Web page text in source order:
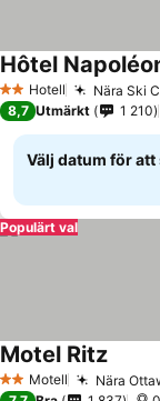
2 Stjärnor
Hotell Nära Ski
Hôtel
8,7 Utmärkt 1 210
Välj datum för
Populärt val
2 Stjärnor
Motell Nära
Motel RitzSe